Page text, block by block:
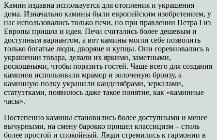
Камин издавна используется для отопления и украшения
дома. Изначально камины были европейским изобретением, у
нас использовались только печи, но при правлении Петра I из
Европы пришла и идея. Печи считались более дешевым и
доступным вариантом, а вот камины могли себе позволить
только богатые люди, дворяне и купцы. Они соревновались в
украшении товара, делали их яркими, заметными,
роскошными, чтобы поразить гостей. Чаще всего для создания
каминов использовали мрамор и золоченую бронзу, а
каминную полку украшали канделябрами, зеркалами,
статуэтками, появилось даже такое понятие, как «каминные
часы».
Постепенно камины становились более доступными и менее
вычурными, на смену барокко пришел классицизм – стиль
более простой и спокойный. Люди стремились к гармонии в